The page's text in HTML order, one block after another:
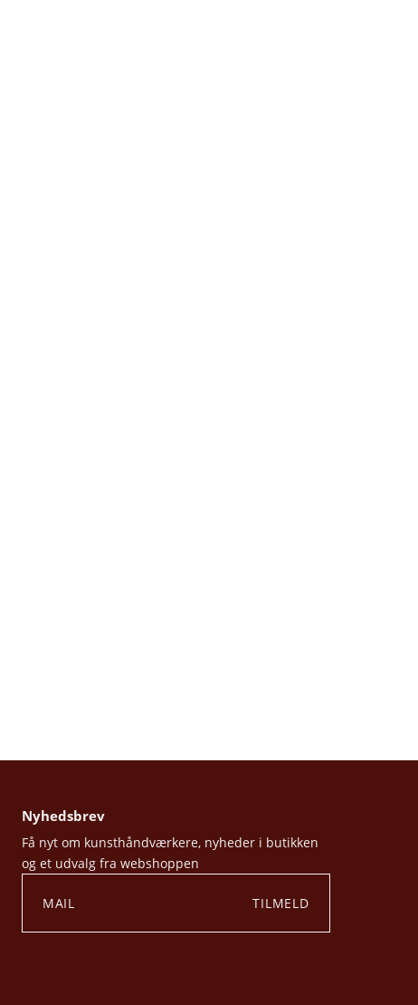
Nyhedsbrev
Få nyt om kunsthåndværkere, nyheder i butikken
og et udvalg fra webshoppen
TILMELD